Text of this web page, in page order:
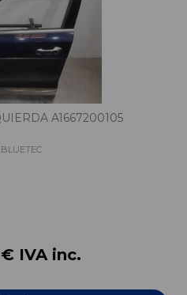
A1667200105
IVA inc.